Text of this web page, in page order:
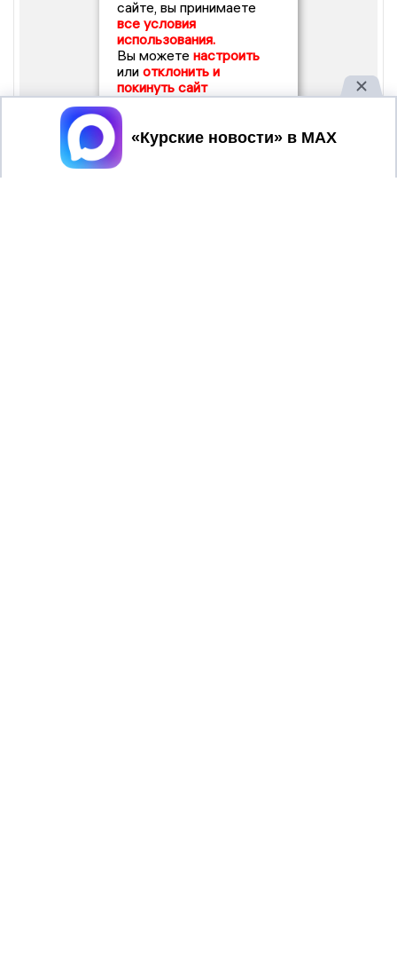
сайте, вы принимаете
все условия
использования.
Вы можете настроить
или отклонить и
покинуть сайт
Принять